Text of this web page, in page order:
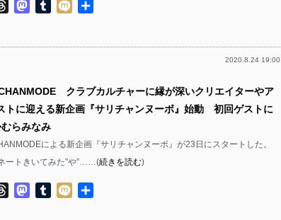
ThreadsMastodon
TumblrMixi
2020.8.24 19:00
クラブカルチャーに縁が深いクリエイターやア
トに迎える新企画『サリチャンヌーボ』始動 初回ゲストに
らみなみ
による新企画『サリチャンヌーボ』が23日にスタートした。
ートきいてみた”や”……(続きを読む)
ThreadsMastodon
TumblrMixi